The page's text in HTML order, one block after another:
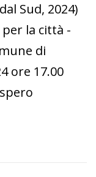
Sud, 2024)
la città -
di
ore 17.00